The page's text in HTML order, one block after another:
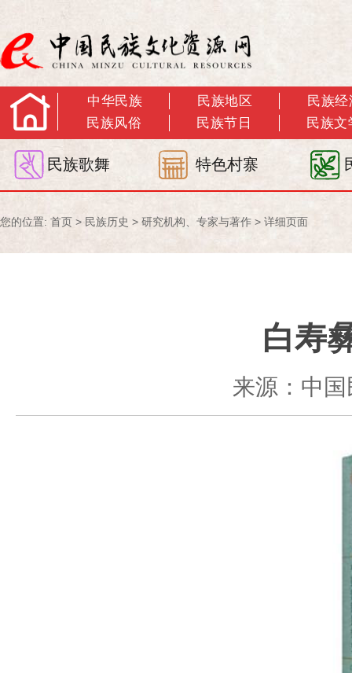
中华民族 民族地区
民族经
民族风俗
民族节日 民族文
民族歌舞 特色村寨
您的位置: 首页 > 民族历史 > 研究机构、专家与著作 > 详细页面
白寿
来源：中